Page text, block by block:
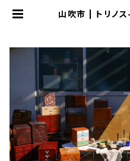
山吹市 | トリ